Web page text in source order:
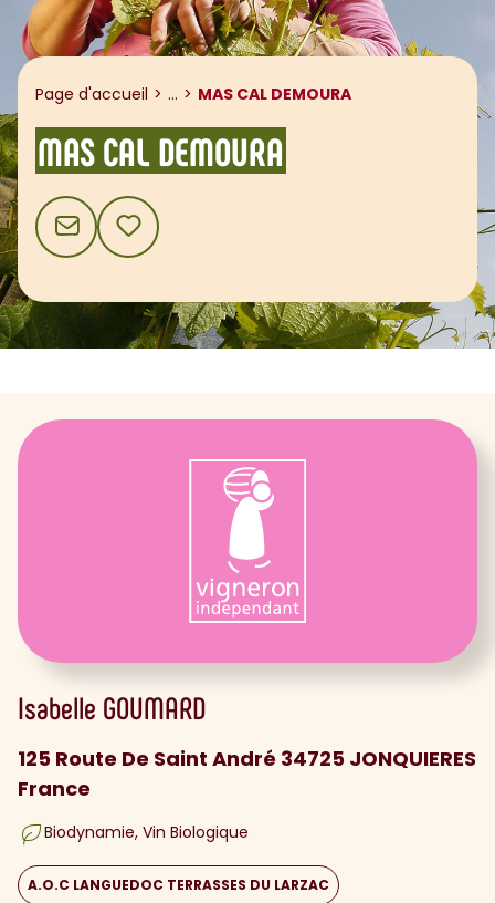
Page d'accueil ... Afficher le fil d'ariane
MAS CAL DEMOURA
MAS CAL DEMOURA
CONTACTAJOUTER AUX FAVORIS
Isabelle GOUMARD
125 Route De Saint André 34725 JONQUIERES
France
Biodynamie Vin Biologique
A.O.C LANGUEDOC TERRASSES DU LARZAC